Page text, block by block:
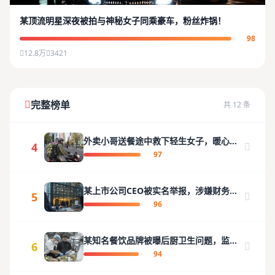
某顶流明星深夜被拍与神秘女子同乘豪车，粉丝炸锅！
98
12.8万 3421
完整榜单 共 12 条
4
外卖小哥送餐途中救下轻生女子，暖心视
频感动全网
97
5
某上市公司CEO被实名举报，涉嫌财务造
假金额高达数亿
96
6
某知名餐饮品牌被曝后厨卫生问题，监管
部门已立案
94